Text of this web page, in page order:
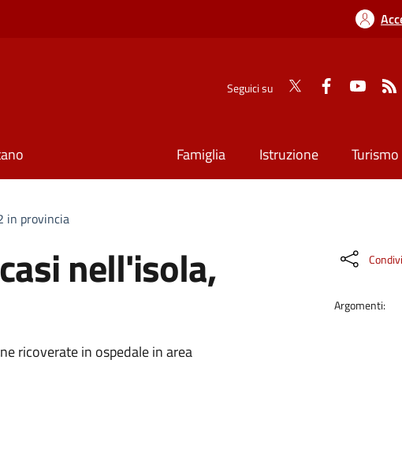
Seguici su
Famiglia Istruzione Turismo
in provincia
nell'isola,
ricoverate in ospedale in area
Argomenti: